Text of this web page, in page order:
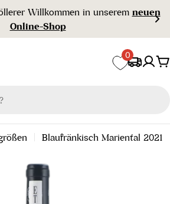
Willkommen in unserem neuen
Online-Shop
0
Blaufränkisch Mariental 2021